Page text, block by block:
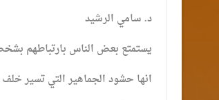
د. سامي الرشيد
يستمتع بعض الناس بارتباطهم
انها حشود الجماهير التي تسير